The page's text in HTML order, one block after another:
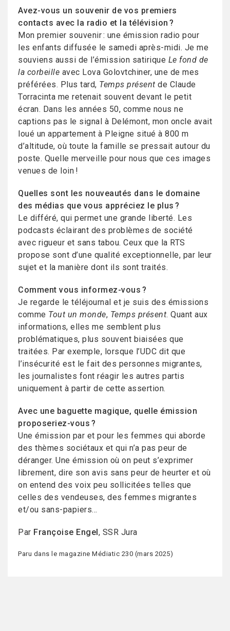
Avez-vous un souvenir de vos premiers
contacts avec la radio et la télévision ?
Mon premier souvenir : une émission radio pour
les enfants diffusée le samedi après-midi. Je me
souviens aussi de l’émission satirique Le fond de
la corbeille avec Lova Golovtchiner, une de mes
préférées. Plus tard, Temps présent de Claude
Torracinta me retenait souvent devant le petit
écran. Dans les années 50, comme nous ne
captions pas le signal à Delémont, mon oncle avait
loué un appartement à Pleigne situé à 800 m
d’altitude, où toute la famille se pressait autour du
poste. Quelle merveille pour nous que ces images
venues de loin !
Quelles sont les nouveautés dans le domaine
des médias que vous appréciez le plus ?
Le différé, qui permet une grande liberté. Les
podcasts éclairant des problèmes de société
avec rigueur et sans tabou. Ceux que la RTS
propose sont d’une qualité exceptionnelle, par leur
sujet et la manière dont ils sont traités.
Comment vous informez-vous ?
Je regarde le téléjournal et je suis des émissions
comme Tout un monde, Temps présent. Quant aux
informations, elles me semblent plus
problématiques, plus souvent biaisées que
traitées. Par exemple, lorsque l’UDC dit que
l’insécurité est le fait des personnes migrantes,
les journalistes font réagir les autres partis
uniquement à partir de cette assertion.
Avec une baguette magique, quelle émission
proposeriez-vous ?
Une émission par et pour les femmes qui aborde
des thèmes sociétaux et qui n’a pas peur de
déranger. Une émission où on peut s’exprimer
librement, dire son avis sans peur de heurter et où
on entend des voix peu sollicitées telles que
celles des vendeuses, des femmes migrantes
et/ou sans-papiers…
Par Françoise Engel, SSR Jura
Paru dans le magazine Médiatic 230 (mars 2025)